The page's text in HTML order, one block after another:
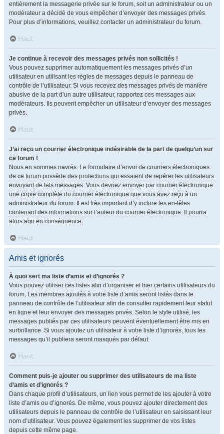
entièrement la messagerie privée sur le forum, soit un administrateur ou un
modérateur a décidé de vous empêcher d’envoyer des messages privés.
Pour plus d’informations, veuillez contacter un administrateur du forum.
Haut
Je continue à recevoir des messages privés non sollicités !
Vous pouvez supprimer automatiquement les messages privés d’un
utilisateur en utilisant les règles de messages depuis le panneau de
contrôle de l’utilisateur. Si vous recevez des messages privés de manière
abusive de la part d’un autre utilisateur, rapportez ces messages aux
modérateurs. Ils peuvent empêcher un utilisateur d’envoyer des messages
privés.
Haut
J’ai reçu un courrier électronique indésirable de la part de quelqu’un sur
ce forum !
Nous en sommes navrés. Le formulaire d’envoi de courriers électroniques
de ce forum possède des protections qui essaient de repérer les utilisateurs
envoyant de tels messages. Vous devriez envoyer par courrier électronique
une copie complète du courrier électronique que vous avez reçu à un
administrateur du forum. Il est très important d’y inclure les en-têtes
contenant des informations sur l’auteur du courrier électronique. Il pourra
alors agir en conséquence.
Haut
Amis et ignorés
À quoi sert ma liste d’amis et d’ignorés ?
Vous pouvez utiliser ces listes afin d’organiser et trier certains utilisateurs du
forum. Les membres ajoutés à votre liste d’amis seront listés dans le
panneau de contrôle de l’utilisateur afin de consulter rapidement leur statut
en ligne et leur envoyer des messages privés. Selon le style utilisé, les
messages publiés par ces utilisateurs peuvent éventuellement être mis en
surbrillance. Si vous ajoutez un utilisateur à votre liste d’ignorés, tous les
messages qu’il publiera seront masqués par défaut.
Haut
Comment puis-je ajouter ou supprimer des utilisateurs de ma liste
d’amis et d’ignorés ?
Dans chaque profil d’utilisateurs, un lien vous permet de les ajouter à votre
liste d’amis ou d’ignorés. De même, vous pouvez ajouter directement des
utilisateurs depuis le panneau de contrôle de l’utilisateur en saisissant leur
nom d’utilisateur. Vous pouvez également les supprimer de vos listes
depuis cette même page.